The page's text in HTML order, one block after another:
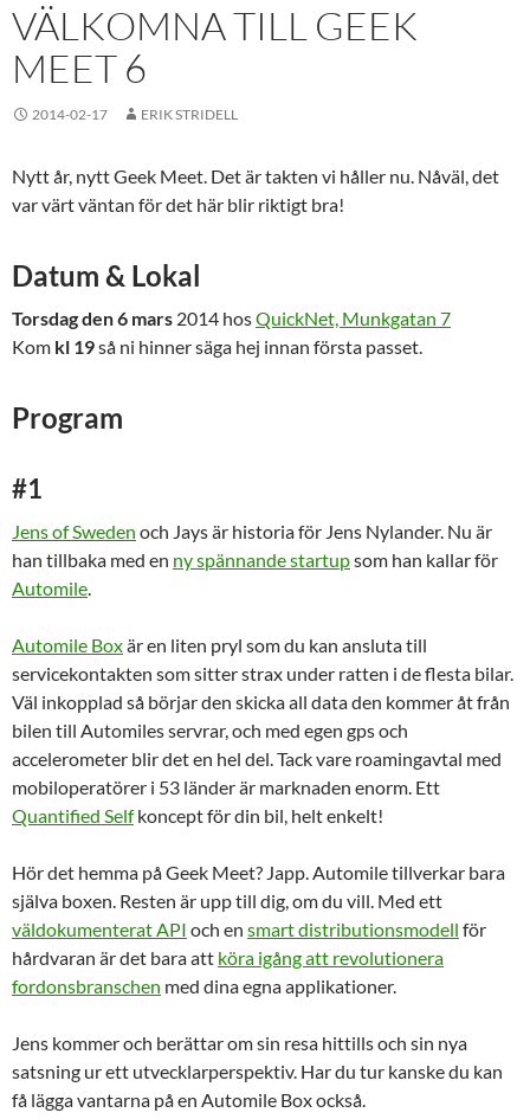
VÄLKOMNA TILL GEEK
MEET 6
2014-02-17 ERIK STRIDELL
Nytt år, nytt Geek Meet. Det är takten vi håller nu. Nåväl, det
var värt väntan för det här blir riktigt bra!
Datum & Lokal
Torsdag den 6 mars 2014 hosQuickNet, Munkgatan 7
Kom kl 19så ni hinner säga hej innan första passet.
Program
#1
Jens of Sweden och Jays är historia för Jens Nylander. Nu är
han tillbaka med en ny spännande startupsom han kallar för
Automile.
Automile Boxär en liten pryl som du kan ansluta till
servicekontakten som sitter strax under ratten i de flesta bilar.
Väl inkopplad så börjar den skicka all data den kommer åt från
bilen till Automiles servrar, och med egen gps och
accelerometer blir det en hel del. Tack vare roamingavtal med
mobiloperatörer i 53 länder är marknaden enorm. Ett
Quantified Selfkoncept för din bil, helt enkelt!
Hör det hemma på Geek Meet? Japp. Automile tillverkar bara
själva boxen. Resten är upp till dig, om du vill. Med ett
väldokumenterat API och en smart distributionsmodell för
hårdvaran är det bara att köra igång att revolutionera
fordonsbranschen med dina egna applikationer.
Jens kommer och berättar om sin resa hittills och sin nya
satsning ur ett utvecklarperspektiv. Har du tur kanske du kan
få lägga vantarna på en Automile Box också.